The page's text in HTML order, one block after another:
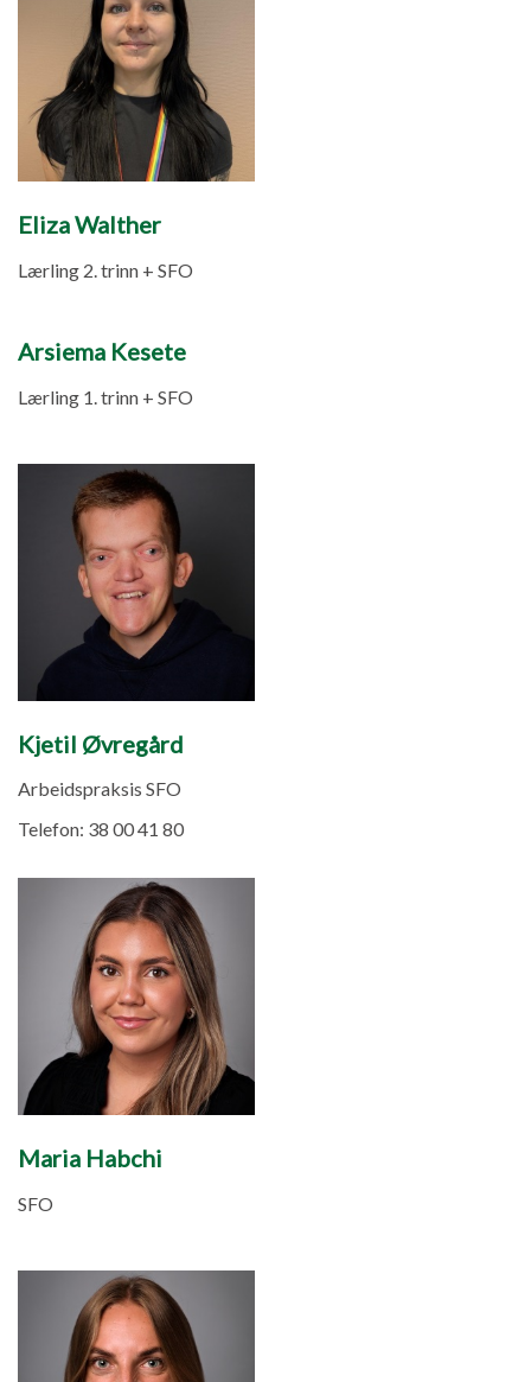
Eliza Walther
Lærling 2. trinn + SFO
Arsiema Kesete
Lærling 1. trinn + SFO
Kjetil Øvregård
Arbeidspraksis SFO
Telefon: 38 00 41 80
Maria Habchi
SFO